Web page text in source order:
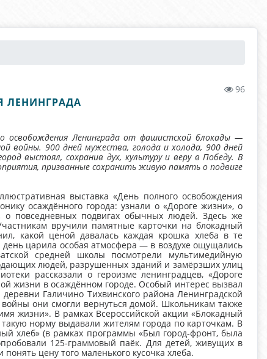
96
ЛЕНИНГРАДА
освобождения Ленинграда от фашистской блокады —
войны. 900 дней мужества, голода и холода, 900 дней
выстоял, сохранив дух, культуру и веру в Победу. В
призванные сохранить живую память о подвиге
выставка «День полного освобождения
осаждённого города: узнали о «Дороге жизни», о
о повседневных подвигах обычных людей. Здесь же
вручили памятные карточки на блокадный
какой ценой давалась каждая крошка хлеба в те
день царила особая атмосфера — в воздухе ощущались
средней школы посмотрели мультимедийную
людей, разрушенных зданий и замёрзших улиц
рассказали о героизме ленинградцев, «Дороге
жизни в осаждённом городе. Особый интерес вызвал
Галичино Тихвинского района Ленинградской
они смогли вернуться домой. Школьникам также
жизни». В рамках Всероссийской акции «Блокадный
норму выдавали жителям города по карточкам. В
хлеб» (в рамках программы «Был город‑фронт, была
125‑граммовый паёк. Для детей, живущих в
цену того маленького кусочка хлеба.